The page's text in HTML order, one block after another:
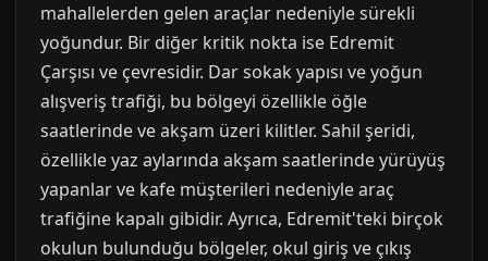
mahallelerden gelen araçlar nedeniyle sürekli
yoğundur. Bir diğer kritik nokta ise Edremit
Çarşısı ve çevresidir. Dar sokak yapısı ve yoğun
alışveriş trafiği, bu bölgeyi özellikle öğle
saatlerinde ve akşam üzeri kilitler. Sahil şeridi,
özellikle yaz aylarında akşam saatlerinde yürüyüş
yapanlar ve kafe müşterileri nedeniyle araç
trafiğine kapalı gibidir. Ayrıca, Edremit'teki birçok
okulun bulunduğu bölgeler, okul giriş ve çıkış